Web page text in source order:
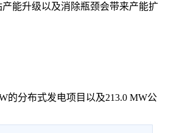
能升级以及消除瓶颈会带来产能扩
的分布式发电项目以及213.0 MW公